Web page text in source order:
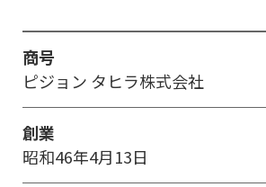
商号
ピジョン タヒラ株式会社
創業
昭和46年4月13日